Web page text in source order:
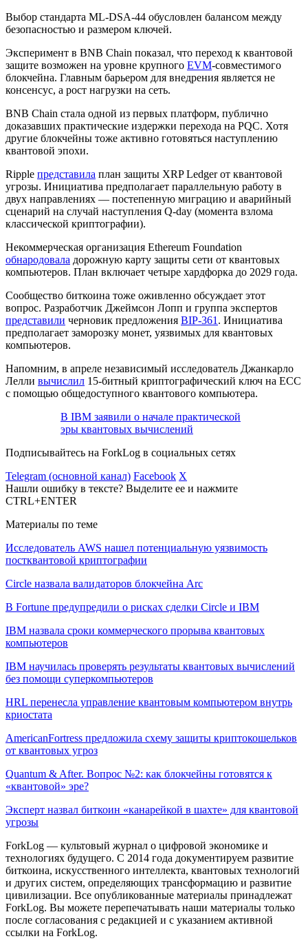
Выбор стандарта ML-DSA-44 обусловлен балансом между
безопасностью и размером ключей.
Эксперимент в BNB Chain показал, что переход к квантовой
защите возможен на уровне крупного EVM-совместимого
блокчейна. Главным барьером для внедрения является не
консенсус, а рост нагрузки на сеть.
BNB Chain стала одной из первых платформ, публично
доказавших практические издержки перехода на PQC. Хотя
другие блокчейны тоже активно готовяться наступлению
квантовой эпохи.
Ripple представила план защиты XRP Ledger от квантовой
угрозы. Инициатива предполагает параллельную работу в
двух направлениях — постепенную миграцию и аварийный
сценарий на случай наступления Q-day (момента взлома
классической криптографии).
Некоммерческая организация Ethereum Foundation
обнародовала дорожную карту защиты сети от квантовых
компьютеров. План включает четыре хардфорка до 2029 года.
Сообщество биткоина тоже оживленно обсуждает этот
вопрос. Разработчик Джеймсон Лопп и группа экспертов
представили черновик предложения BIP-361 . Инициатива
предполагает заморозку монет, уязвимых для квантовых
компьютеров.
Напомним, в апреле независимый исследователь Джанкарло
Лелли вычислил 15-битный криптографический ключ на ECC
с помощью общедоступного квантового компьютера.
В IBM заявили о начале практической
эры квантовых вычислений
Подписывайтесь на ForkLog в социальных сетях
Telegram (основной канал) Facebook X
Нашли ошибку в тексте? Выделите ее и нажмите
CTRL+ENTER
Материалы по теме
Исследователь AWS нашел потенциальную уязвимость
постквантовой криптографии
Circle назвала валидаторов блокчейна Arc
В Fortune предупредили о рисках сделки Circle и IBM
IBM назвала сроки коммерческого прорыва квантовых
компьютеров
IBM научилась проверять результаты квантовых вычислений
без помощи суперкомпьютеров
HRL перенесла управление квантовым компьютером внутрь
криостата
AmericanFortress предложила схему защиты криптокошельков
от квантовых угроз
Quantum & After. Вопрос №2: как блокчейны готовятся к
«квантовой» эре?
Эксперт назвал биткоин «канарейкой в шахте» для квантовой
угрозы
ForkLog — культовый журнал о цифровой экономике и
технологиях будущего. С 2014 года документируем развитие
биткоина, искусственного интеллекта, квантовых технологий
и других систем, определяющих трансформацию и развитие
цивилизации. Все опубликованные материалы принадлежат
ForkLog. Вы можете перепечатывать наши материалы только
после согласования с редакцией и с указанием активной
ссылки на ForkLog.